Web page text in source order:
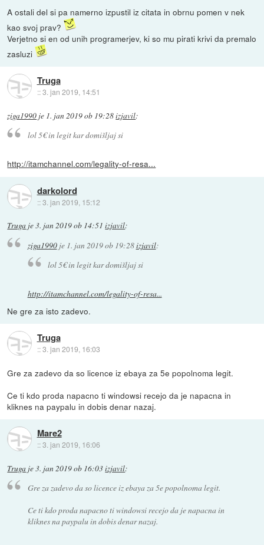
A ostali del si pa namerno izpustil iz citata in obrnu pomen v nek
kao svoj prav?
Verjetno si en od unih programerjev, ki so mu pirati krivi da premalo
zasluzi
Truga
::3. jan 2019, 14:51
ziga1990 je 1. jan 2019 ob 19:28izjavil:
lol 5€ in legit kar domišljaj si
http://itamchannel.com/legality-of-resa...
darkolord
::3. jan 2019, 15:12
Truga je3. jan 2019 ob 14:51 izjavil:
ziga1990je 1. jan 2019 ob 19:28izjavil:
lol 5€ in legit kar domišljaj si
http://itamchannel.com/legality-of-resa...
Ne gre za isto zadevo.
Truga
::3. jan 2019, 16:03
Gre za zadevo da so licence iz ebaya za 5e popolnoma legit.
Ce ti kdo proda napacno ti windowsi recejo da je napacna in
kliknes na paypalu in dobis denar nazaj.
Mare2
::3. jan 2019, 16:06
Truga je3. jan 2019 ob 16:03izjavil:
Gre za zadevo da so licence iz ebaya za 5e popolnoma legit.
Ce ti kdo proda napacno ti windowsi recejo da je napacna in
kliknes na paypalu in dobis denar nazaj.